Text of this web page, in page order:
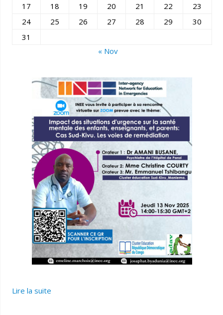
17
18 19 20 21 22
23
24
25 26 27 28 29
30
31
« Nov
Lire la suite